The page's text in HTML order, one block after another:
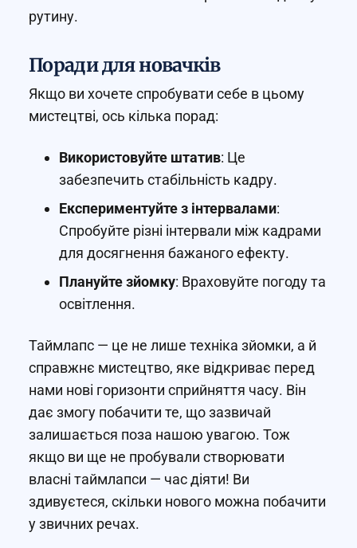
рутину.
Поради для новачків
Якщо ви хочете спробувати себе в цьому
мистецтві, ось кілька порад:
Використовуйте штатив: Це
забезпечить стабільність кадру.
Експериментуйте з інтервалами:
Спробуйте різні інтервали між кадрами
для досягнення бажаного ефекту.
Плануйте зйомку: Враховуйте погоду та
освітлення.
Таймлапс — це не лише техніка зйомки, а й
справжнє мистецтво, яке відкриває перед
нами нові горизонти сприйняття часу. Він
дає змогу побачити те, що зазвичай
залишається поза нашою увагою. Тож
якщо ви ще не пробували створювати
власні таймлапси — час діяти! Ви
здивуєтеся, скільки нового можна побачити
у звичних речах.